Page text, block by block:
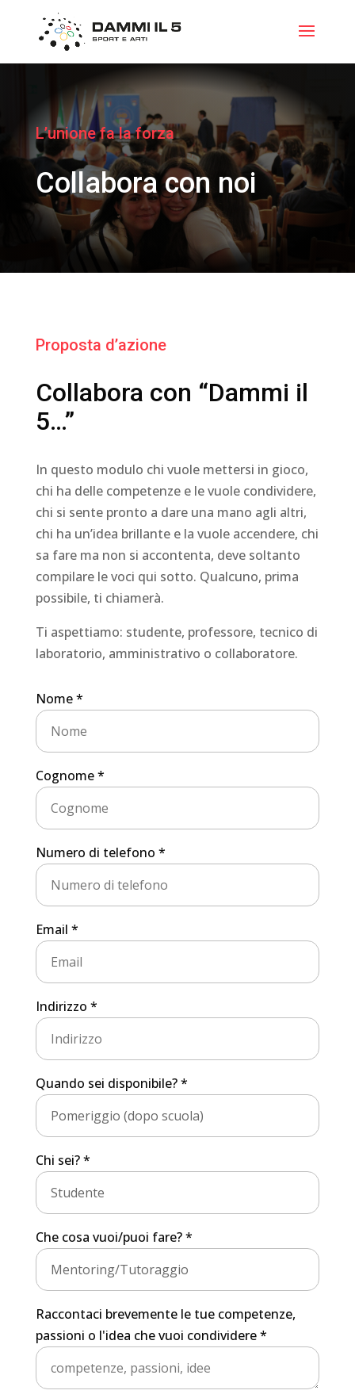
L’unione fa la forza
Collabora con noi
Proposta d’azione
Collabora con “Dammi il
5…”
In questo modulo chi vuole mettersi in gioco,
chi ha delle competenze e le vuole condividere,
chi si sente pronto a dare una mano agli altri,
chi ha un’idea brillante e la vuole accendere, chi
sa fare ma non si accontenta, deve soltanto
compilare le voci qui sotto. Qualcuno, prima
possibile, ti chiamerà.
Ti aspettiamo: studente, professore, tecnico di
laboratorio, amministrativo o collaboratore.
Nome *
Cognome *
Numero di telefono *
Email *
Indirizzo *
Quando sei disponibile? *
Chi sei? *
Che cosa vuoi/puoi fare? *
Raccontaci brevemente le tue competenze,
passioni o l'idea che vuoi condividere *